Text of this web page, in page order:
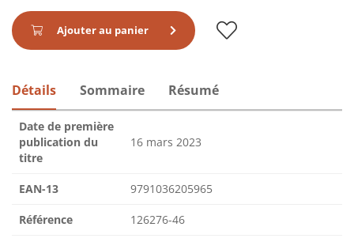
Ajouter au panier
Détails Sommaire Résumé
Date de première
publication du
titre
16 mars 2023
EAN-13 9791036205965
Référence 126276-46